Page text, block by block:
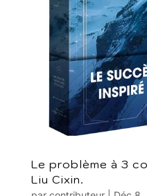
Le problème à 3
Liu Cixin.